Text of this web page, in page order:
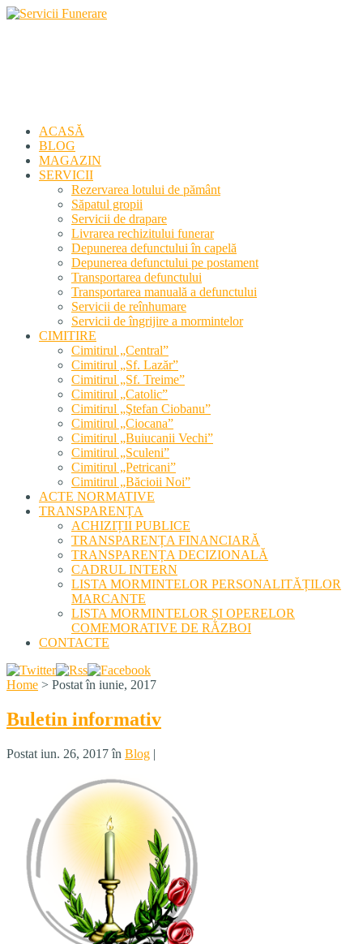
ACASĂ
BLOG
MAGAZIN
SERVICII
Rezervarea lotului de pământ
Săpatul gropii
Servicii de drapare
Livrarea rechizitului funerar
Depunerea defunctului în capelă
Depunerea defunctului pe postament
Transportarea defunctului
Transportarea manuală a defunctului
Servicii de reînhumare
Servicii de îngrijire a mormintelor
CIMITIRE
Cimitirul „Central”
Cimitirul „Sf. Lazăr”
Cimitirul „Sf. Treime”
Cimitirul „Catolic”
Cimitirul „Ştefan Ciobanu”
Cimitirul „Ciocana”
Cimitirul „Buiucanii Vechi”
Cimitirul „Sculeni”
Cimitirul „Petricani”
Cimitirul „Băcioii Noi”
ACTE NORMATIVE
TRANSPARENȚA
ACHIZIȚII PUBLICE
TRANSPARENȚA FINANCIARĂ
TRANSPARENȚA DECIZIONALĂ
CADRUL INTERN
LISTA MORMINTELOR PERSONALITĂȚILOR
MARCANTE
LISTA MORMINTELOR ȘI OPERELOR
COMEMORATIVE DE RĂZBOI
CONTACTE
Home > Postat în iunie, 2017
Buletin informativ
Postat iun. 26, 2017 în Blog |